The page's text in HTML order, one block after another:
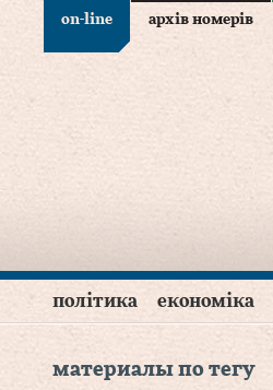
on-line архів номерів
політика економіка
материалы по тегу